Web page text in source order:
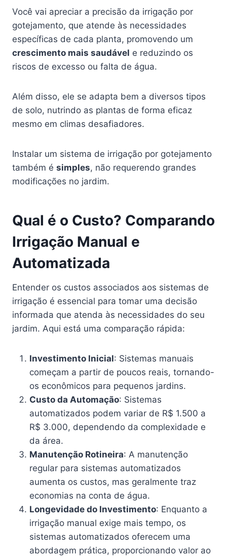
Você vai apreciar a precisão da irrigação por
gotejamento, que atende às necessidades
específicas de cada planta, promovendo um
crescimento mais saudável e reduzindo os
riscos de excesso ou falta de água.
Além disso, ele se adapta bem a diversos tipos
de solo, nutrindo as plantas de forma eficaz
mesmo em climas desafiadores.
Instalar um sistema de irrigação por gotejamento
também é simples, não requerendo grandes
modificações no jardim.
Qual é o Custo? Comparando
Irrigação Manual e
Automatizada
Entender os custos associados aos sistemas de
irrigação é essencial para tomar uma decisão
informada que atenda às necessidades do seu
jardim. Aqui está uma comparação rápida:
Investimento Inicial: Sistemas manuais
começam a partir de poucos reais, tornando-
os econômicos para pequenos jardins.
Custo da Automação: Sistemas
automatizados podem variar de R$ 1.500 a
R$ 3.000, dependendo da complexidade e
da área.
Manutenção Rotineira: A manutenção
regular para sistemas automatizados
aumenta os custos, mas geralmente traz
economias na conta de água.
Longevidade do Investimento: Enquanto a
irrigação manual exige mais tempo, os
sistemas automatizados oferecem uma
abordagem prática, proporcionando valor ao